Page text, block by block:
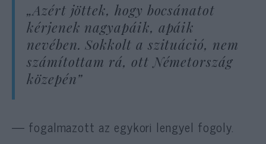
„Azért jöttek, hogy bocsánatot
kérjenek nagyapáik, apáik
nevében. Sokkolt a szituáció, nem
számítottam rá, ott Németország
közepén”
— fogalmazott az egykori lengyel fogoly.